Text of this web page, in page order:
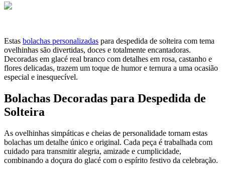
Estas bolachas personalizadas para despedida de solteira com tema
ovelhinhas são divertidas, doces e totalmente encantadoras.
Decoradas em glacé real branco com detalhes em rosa, castanho e
flores delicadas, trazem um toque de humor e ternura a uma ocasião
especial e inesquecível.
Bolachas Decoradas para Despedida de
Solteira
As ovelhinhas simpáticas e cheias de personalidade tornam estas
bolachas um detalhe único e original. Cada peça é trabalhada com
cuidado para transmitir alegria, amizade e cumplicidade,
combinando a doçura do glacé com o espírito festivo da celebração.